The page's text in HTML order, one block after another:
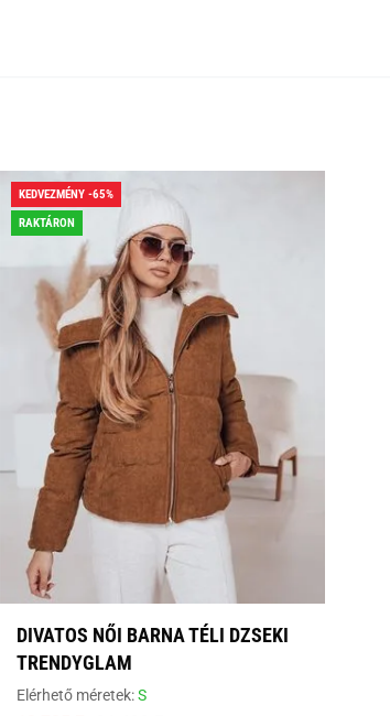
KEDVEZMÉNY -65%
RAKTÁRON
DIVATOS NŐI BARNA TÉLI DZSEKI
TRENDYGLAM
Elérhető méretek:S